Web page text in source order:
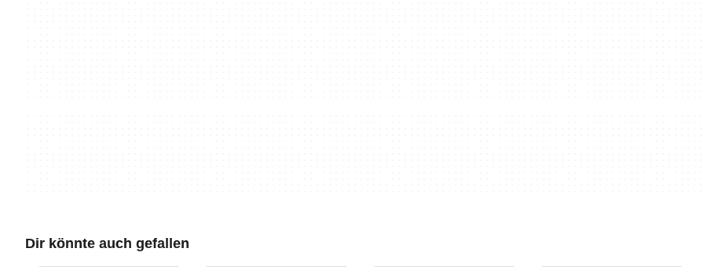
Dir könnte auch gefallen